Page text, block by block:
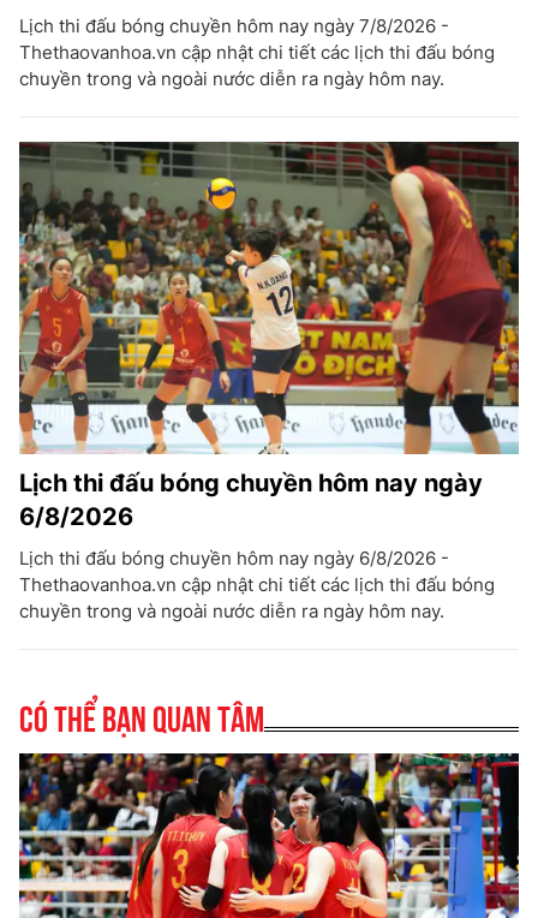
Lịch thi đấu bóng chuyền hôm nay ngày 7/8/2026 -
Thethaovanhoa.vn cập nhật chi tiết các lịch thi đấu bóng
chuyền trong và ngoài nước diễn ra ngày hôm nay.
Lịch thi đấu bóng chuyền hôm nay ngày
6/8/2026
Lịch thi đấu bóng chuyền hôm nay ngày 6/8/2026 -
Thethaovanhoa.vn cập nhật chi tiết các lịch thi đấu bóng
chuyền trong và ngoài nước diễn ra ngày hôm nay.
Có thể bạn quan tâm